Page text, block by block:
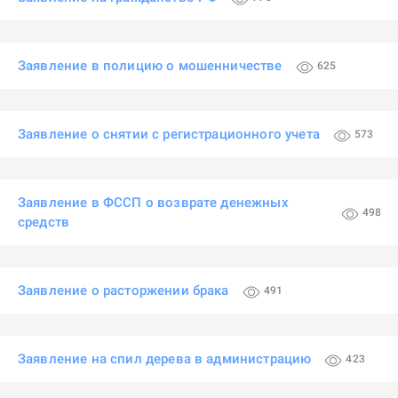
Заявление в полицию о мошенничестве 625
Заявление о снятии с регистрационного учета 573
Заявление в ФССП о возврате денежных
средств
498
Заявление о расторжении брака 491
Заявление на спил дерева в администрацию 423